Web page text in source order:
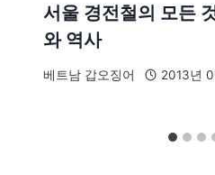
서울 경전철의 모든
와 역사
베트남 갑오징어 2013년